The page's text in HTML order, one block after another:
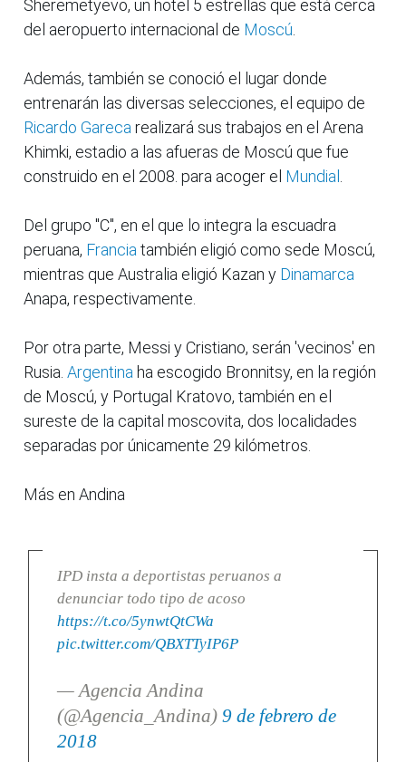
Sheremetyevo, un hotel 5 estrellas que está cerca
del aeropuerto internacional de Moscú
Además, también se conoció el lugar donde
entrenarán las diversas selecciones, el equipo de
Ricardo Gareca realizará sus trabajos en el Arena
Khimki, estadio a las afueras de Moscú que fue
construido en el 2008. para acoger el Mundial
Del grupo "C", en el que lo integra la escuadra
peruana, Francia también eligió como sede Moscú,
mientras que Australia eligió Kazan y Dinamarca
Anapa, respectivamente.
Por otra parte, Messi y Cristiano, serán 'vecinos' en
Rusia. Argentina ha escogido Bronnitsy, en la región
de Moscú, y Portugal Kratovo, también en el
sureste de la capital moscovita, dos localidades
separadas por únicamente 29 kilómetros.
Más en Andina
IPD insta a deportistas peruanos a
denunciar todo tipo de acoso
https://t.co/5ynwtQtCWa
pic.twitter.com/QBXTTyIP6P
— Agencia Andina
(@Agencia_Andina) 9 de febrero de
2018